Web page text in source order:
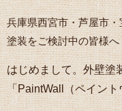
兵庫県西宮市・芦屋市
塗装をご検討中の皆様へ
はじめまして。外壁塗
「PaintWall（ペイン